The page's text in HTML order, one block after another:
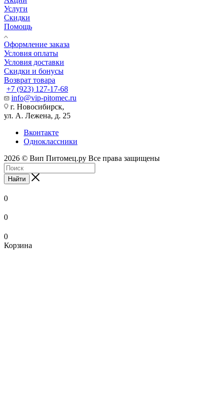
Услуги
Скидки
Помощь
Оформление заказа
Условия оплаты
Условия доставки
Скидки и бонусы
Возврат товара
+7 (923) 127-17-68
info@vip-pitomec.ru
г. Новосибирск,
ул. А. Лежена, д. 25
Вконтакте
Одноклассники
2026 © Вип Питомец.ру Все права защищены
Найти
0
0
0
Корзина